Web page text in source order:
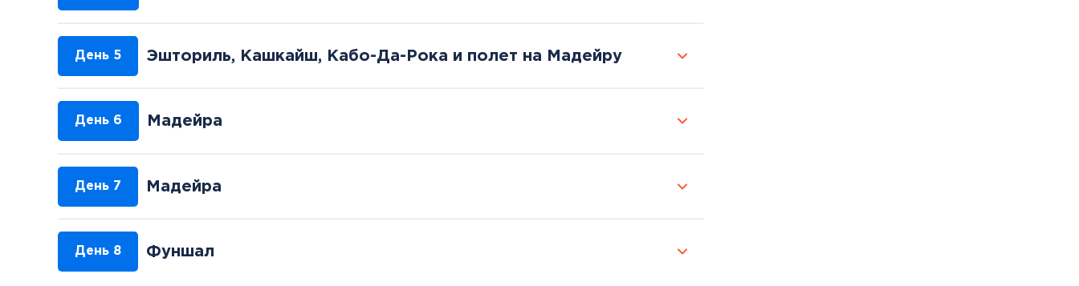
День 5 Эшториль, Кашкайш, Кабо-Да-Рока и полет на Мадейру
День 6 Мадейра
День 7 Мадейра
День 8 Фуншал